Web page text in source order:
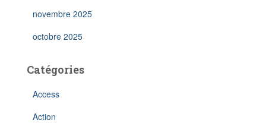
novembre 2025
octobre 2025
Catégories
Access
Action